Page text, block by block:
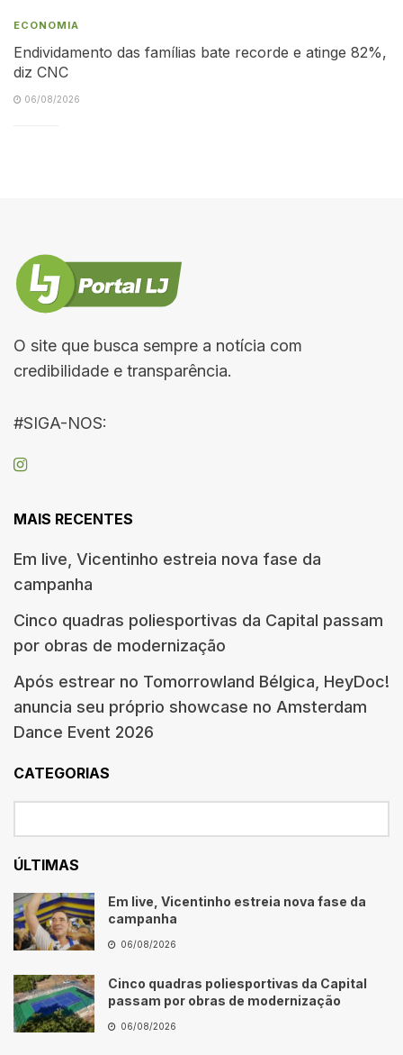
ECONOMIA
Endividamento das famílias bate recorde e atinge 82%,
diz CNC
06/08/2026
O site que busca sempre a notícia com
credibilidade e transparência.
#SIGA-NOS:
MAIS RECENTES
Em live, Vicentinho estreia nova fase da
campanha
Cinco quadras poliesportivas da Capital passam
por obras de modernização
Após estrear no Tomorrowland Bélgica, HeyDoc!
anuncia seu próprio showcase no Amsterdam
Dance Event 2026
CATEGORIAS
ÚLTIMAS
Em live, Vicentinho estreia nova fase da
campanha
06/08/2026
Cinco quadras poliesportivas da Capital
passam por obras de modernização
06/08/2026